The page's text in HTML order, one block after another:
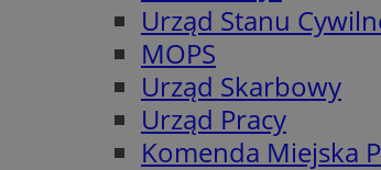
Urząd Stanu
MOPS
Urząd Skarbowy
Urząd Pracy
Komenda Miejska